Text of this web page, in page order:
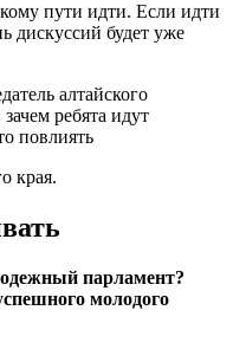
пути идти. Если идти
дискуссий будет уже
края.
парламент?
молодого